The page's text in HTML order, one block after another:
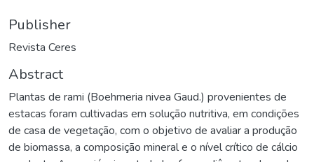
Publisher
Revista Ceres
Abstract
Plantas de rami (Boehmeria nivea Gaud.) provenientes de
estacas foram cultivadas em solução nutritiva, em condições
de casa de vegetação, com o objetivo de avaliar a produção
de biomassa, a composição mineral e o nível crítico de cálcio